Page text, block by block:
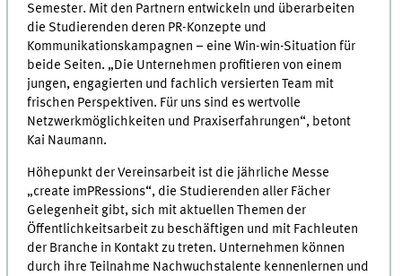
Semester. Mit den Partnern entwickeln und überarbeiten
die Studierenden deren PR-Konzepte und
Kommunikationskampagnen – eine Win-win-Situation für
beide Seiten. „Die Unternehmen profitieren von einem
jungen, engagierten und fachlich versierten Team mit
frischen Perspektiven. Für uns sind es wertvolle
Netzwerkmöglichkeiten und Praxiserfahrungen“, betont
Kai Naumann.
Höhepunkt der Vereinsarbeit ist die jährliche Messe
„create imPRessions“, die Studierenden aller Fächer
Gelegenheit gibt, sich mit aktuellen Themen der
Öffentlichkeitsarbeit zu beschäftigen und mit Fachleuten
der Branche in Kontakt zu treten. Unternehmen können
durch ihre Teilnahme Nachwuchstalente kennenlernen und